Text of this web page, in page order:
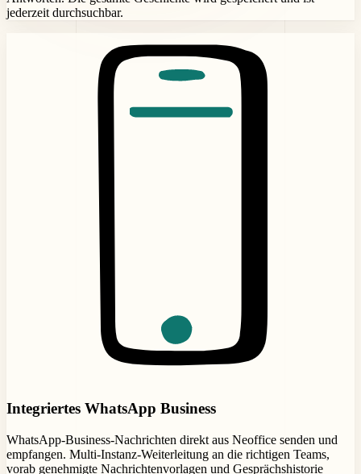
jederzeit durchsuchbar.
Integriertes WhatsApp Business
WhatsApp-Business-Nachrichten direkt aus Neoffice senden und
empfangen. Multi-Instanz-Weiterleitung an die richtigen Teams,
vorab genehmigte Nachrichtenvorlagen und Gesprächshistorie